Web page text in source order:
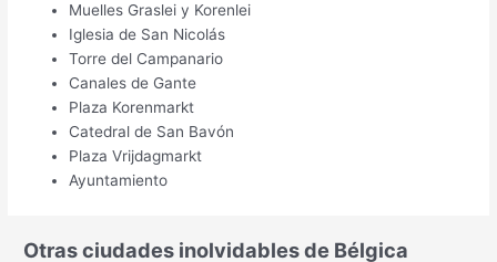
Muelles Graslei y Korenlei
Iglesia de San Nicolás
Torre del Campanario
Canales de Gante
Plaza Korenmarkt
Catedral de San Bavón
Plaza Vrijdagmarkt
Ayuntamiento
Otras ciudades inolvidables de Bélgica